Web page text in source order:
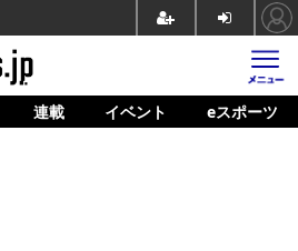
連載 イベント eスポーツ